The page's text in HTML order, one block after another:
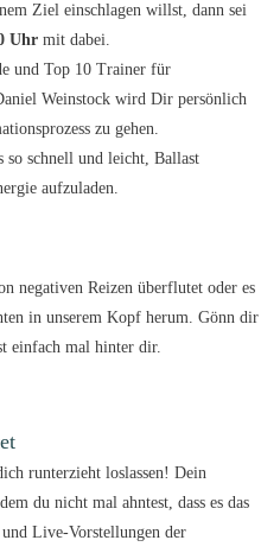
Ziel einschlagen willst, dann sei
Uhr mit dabei.
und Top 10 Trainer für
Weinstock wird Dir persönlich
zu gehen.
schnell und leicht, Ballast
aufzuladen.
negativen Reizen überflutet oder es
in unserem Kopf herum. Gönn dir
einfach mal hinter dir.
runterzieht loslassen! Dein
du nicht mal ahntest, dass es das
Live-Vorstellungen der